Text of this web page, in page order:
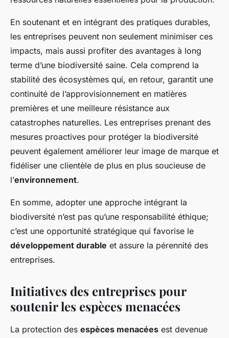
En soutenant et en intégrant des pratiques durables,
les entreprises peuvent non seulement minimiser ces
impacts, mais aussi profiter des avantages à long
terme d’une biodiversité saine. Cela comprend la
stabilité des écosystèmes qui, en retour, garantit une
continuité de l’approvisionnement en matières
premières et une meilleure résistance aux
catastrophes naturelles. Les entreprises prenant des
mesures proactives pour protéger la biodiversité
peuvent également améliorer leur image de marque et
fidéliser une clientèle de plus en plus soucieuse de
l’environnement.
En somme, adopter une approche intégrant la
biodiversité n’est pas qu’une responsabilité éthique;
c’est une opportunité stratégique qui favorise le
développement durable et assure la pérennité des
entreprises.
Initiatives des entreprises pour
soutenir les espèces menacées
La protection des espèces menacées est devenue